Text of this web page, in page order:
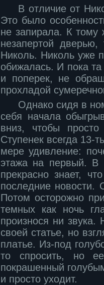
В отличие от
Это было
не запирала. К тому
незапертой
Николь. Николь уже
обижалась. И пока
и поперек, не
прохладой
Однако сидя в
себя начала
вниз, чтобы
Ступенек всегда 13-
мере удивление:
этажа на первый. В
прекрасно знает,
последние новости.
Потом осторожно
темных как ночь
произнося ни звука.
своей статье, но
платье. Из-под
то спросить, но
покрашенный
и просто уходит.